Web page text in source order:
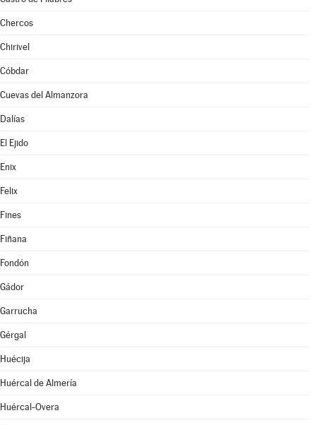
Chercos
Chirivel
Cóbdar
Cuevas del Almanzora
Dalías
El Ejido
Enix
Felix
Fines
Fiñana
Fondón
Gádor
Garrucha
Gérgal
Huécija
Huércal de Almería
Huércal-Overa